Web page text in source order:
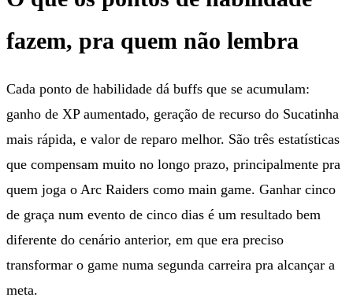
fazem, pra quem não lembra
Cada ponto de habilidade dá buffs que se acumulam:
ganho de XP aumentado, geração de recurso do Sucatinha
mais rápida, e valor de reparo melhor. São três estatísticas
que compensam muito no longo prazo, principalmente pra
quem joga o Arc Raiders como main game. Ganhar cinco
de graça num evento de cinco dias é um resultado bem
diferente do cenário anterior, em que era preciso
transformar o game numa segunda carreira pra alcançar a
meta.